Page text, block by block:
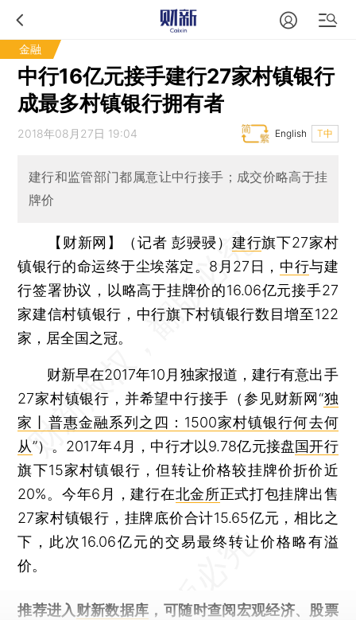
金融
中行16亿元接手建行27家村镇银行
成最多村镇银行拥有者
2018年08月27日 19:04 T中
English
建行和监管部门都属意让中行接手；成交价略高于挂
牌价
【财新网】（记者 彭骎骎） 建行旗下27家村
镇银行的命运终于尘埃落定。8月27日， 中行与建
行签署协议，以略高于挂牌价的16.06亿元接手27
家建信村镇银行，中行旗下村镇银行数目增至122
家，居全国之冠。
财新早在2017年10月独家报道，建行有意出手
27家村镇银行，并希望中行接手（参见财新网“独
家丨普惠金融系列之四：1500家村镇银行何去何
从”）。2017年4月，中行才以9.78亿元接盘国开行
旗下15家村镇银行，但转让价格较挂牌价折价近
20%。今年6月，建行在北金所正式打包挂牌出售
27家村镇银行，挂牌底价合计15.65亿元，相比之
下，此次16.06亿元的交易最终转让价格略有溢
价。
推荐进入 财新数据库 ，可随时查阅宏观经济、股票